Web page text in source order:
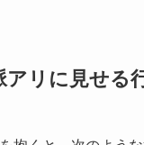
アリに見せる